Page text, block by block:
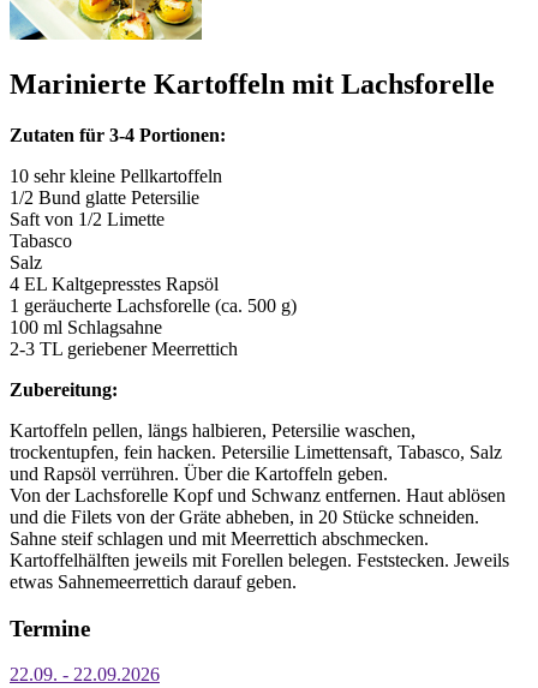
Marinierte Kartoffeln mit Lachsforelle
Zutaten für 3-4 Portionen:
10 sehr kleine Pellkartoffeln
1/2 Bund glatte Petersilie
Saft von 1/2 Limette
Tabasco
Salz
4 EL Kaltgepresstes Rapsöl
1 geräucherte Lachsforelle (ca. 500 g)
100 ml Schlagsahne
2-3 TL geriebener Meerrettich
Zubereitung:
Kartoffeln pellen, längs halbieren, Petersilie waschen,
trockentupfen, fein hacken. Petersilie Limettensaft, Tabasco, Salz
und Rapsöl verrühren. Über die Kartoffeln geben.
Von der Lachsforelle Kopf und Schwanz entfernen. Haut ablösen
und die Filets von der Gräte abheben, in 20 Stücke schneiden.
Sahne steif schlagen und mit Meerrettich abschmecken.
Kartoffelhälften jeweils mit Forellen belegen. Feststecken. Jeweils
etwas Sahnemeerrettich darauf geben.
Termine
22.09. - 22.09.2026